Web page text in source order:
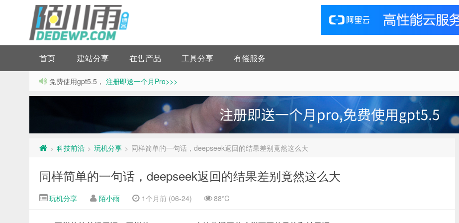
首页 建站分享 在售产品 工具分享 有偿服务
免费使用gpt5.5， 注册即送一个月Pro>>>
> 科技前沿 > 玩机分享 > 同样简单的一句话，deepseek返回的结果差别竟然这么大
同样简单的一句话，deepseek返回的结果差别竟然这么大
玩机分享 陌小雨 1个月前 (06-24) 88℃